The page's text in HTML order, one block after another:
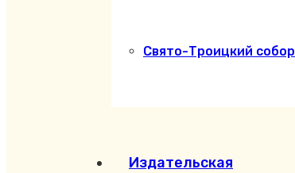
Свято-Троицкий собор
Издательская